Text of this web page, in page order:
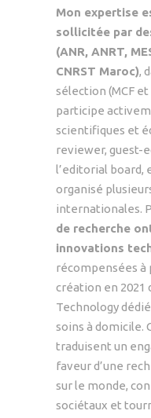
Mon expertise
sollicitée par
(ANR, ANRT,
CNRST Maroc),
sélection (MCF et
participe
scientifiques et
reviewer, guest-
l’editorial board,
organisé
internationales.
de recherche
innovations
récompensées à
création en 2021
Technology
soins à domicile.
traduisent un
faveur d’une
sur le monde,
sociétaux et